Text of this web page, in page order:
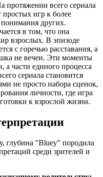
протяжении всего сериала
игр к более
других.
в том, что она
взрослых. В эпизоде
с горечью расставания, а
не вечен. Эти моменты
а части единого процесса
сериала становится
не просто набора сценок,
личности, где игра
к взрослой жизни.
глубина "Bluey" породила
среди зрителей и